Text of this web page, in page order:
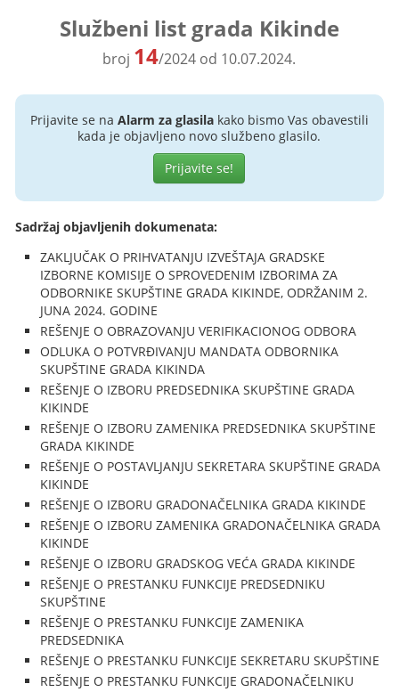
Službeni list grada Kikinde
broj 14/2024 od 10.07.2024.
Prijavite se na Alarm za glasilakako bismo Vas obavestili
kada je objavljeno novo službeno glasilo.
Prijavite se!
Sadržaj objavljenih dokumenata:
ZAKLJUČAK O PRIHVATANJU IZVEŠTAJA GRADSKE
IZBORNE KOMISIJE O SPROVEDENIM IZBORIMA ZA
ODBORNIKE SKUPŠTINE GRADA KIKINDE, ODRŽANIM 2.
JUNA 2024. GODINE
REŠENJE O OBRAZOVANJU VERIFIKACIONOG ODBORA
ODLUKA O POTVRĐIVANJU MANDATA ODBORNIKA
SKUPŠTINE GRADA KIKINDA
REŠENJE O IZBORU PREDSEDNIKA SKUPŠTINE GRADA
KIKINDE
REŠENJE O IZBORU ZAMENIKA PREDSEDNIKA SKUPŠTINE
GRADA KIKINDE
REŠENJE O POSTAVLJANJU SEKRETARA SKUPŠTINE GRADA
KIKINDE
REŠENJE O IZBORU GRADONAČELNIKA GRADA KIKINDE
REŠENJE O IZBORU ZAMENIKA GRADONAČELNIKA GRADA
KIKINDE
REŠENJE O IZBORU GRADSKOG VEĆA GRADA KIKINDE
REŠENJE O PRESTANKU FUNKCIJE PREDSEDNIKU
SKUPŠTINE
REŠENJE O PRESTANKU FUNKCIJE ZAMENIKA
PREDSEDNIKA
REŠENJE O PRESTANKU FUNKCIJE SEKRETARU SKUPŠTINE
REŠENJE O PRESTANKU FUNKCIJE GRADONAČELNIKU